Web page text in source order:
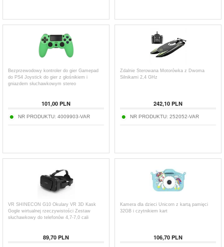
Bezprzewodowy kontroler do gier Gamepad
do PS4 Joystick do gier z głośnikiem i
gniazdem słuchawkowym stereo
101,00 PLN
NR PRODUKTU: 4009903-VAR
Zdalnie Sterowana Motorówka z Dwoma
Silnikami 2,4 GHz
242,10 PLN
NR PRODUKTU: 252052-VAR
VR SHINECON G10 Okulary VR 3D Kask
Gogle wirtualnej rzeczywistości Zestaw
słuchawkowy do telefonów 4,7-7,0 cali
89,70 PLN
Kamera dla dzieci Unicorn z kartą pamięci
32GB i czytnikiem kart
106,70 PLN